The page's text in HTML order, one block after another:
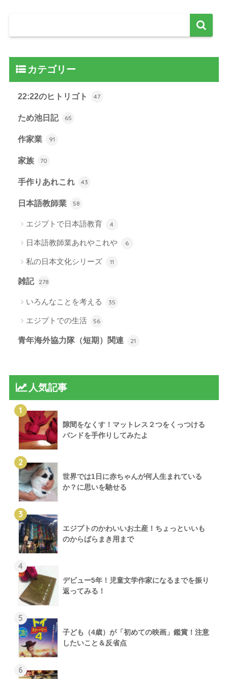
カテゴリー
22:22のヒトリゴト 47
ため池日記 65
作家業 91
家族 70
手作りあれこれ 43
日本語教師業 58
エジプトで日本語教育 4
日本語教師業あれやこれや 6
私の日本文化シリーズ 11
雑記 278
いろんなことを考える 35
エジプトでの生活 56
青年海外協力隊（短期）関連 21
人気記事
1
隙間をなくす！マットレス２つをくっつける
バンドを手作りしてみたよ
2
世界では1日に赤ちゃんが何人生まれている
か？に思いを馳せる
3
エジプトのかわいいお土産！ちょっといいも
のからばらまき用まで
4
デビュー5年！児童文学作家になるまでを振り
返ってみる！
5
子ども（4歳）が「初めての映画」鑑賞！注意
したいこと＆反省点
6